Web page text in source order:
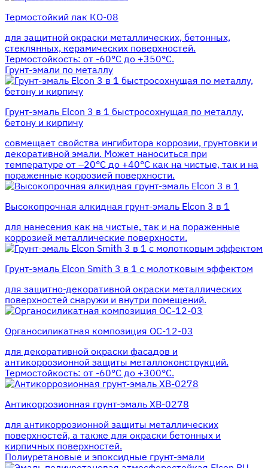
Термостойкий лак КО-08
для защитной окраски металлических, бетонных,
стеклянных, керамических поверхностей.
Термостойкость: от -60°С до +350°С.
Грунт-эмали по металлу
Грунт-эмаль Elcon 3 в 1 быстросохнущая по металлу,
бетону и кирпичу
совмещает свойства ингибитора коррозии, грунтовки и
декоративной эмали. Может наноситься при
температуре от –20°С до +40°С как на чистые, так и на
пораженные коррозией поверхности.
Высокопрочная алкидная грунт-эмаль Elcon 3 в 1
для нанесения как на чистые, так и на пораженные
коррозией металлические поверхности.
Грунт-эмаль Elcon Smith 3 в 1 с молотковым эффектом
для защитно-декоративной окраски металлических
поверхностей снаружи и внутри помещений.
Органосиликатная композиция ОС-12-03
для декоративной окраски фасадов и
антикоррозионной защиты металлоконструкций.
Термостойкость: от -60°С до +300°С.
Антикоррозионная грунт-эмаль ХВ-0278
для антикоррозионной защиты металлических
поверхностей, а также для окраски бетонных и
кирпичных поверхностей.
Полиуретановые и эпоксидные грунт-эмали